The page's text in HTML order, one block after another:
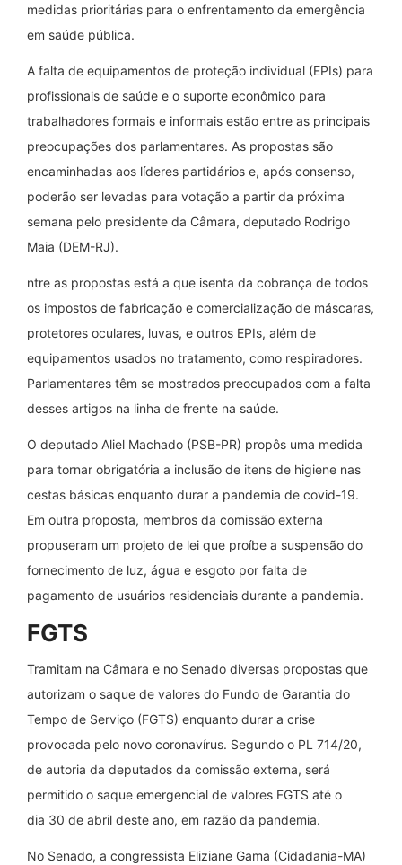
medidas prioritárias para o enfrentamento da emergência
em saúde pública.
A falta de equipamentos de proteção individual (EPIs) para
profissionais de saúde e o suporte econômico para
trabalhadores formais e informais estão entre as principais
preocupações dos parlamentares. As propostas são
encaminhadas aos líderes partidários e, após consenso,
poderão ser levadas para votação a partir da próxima
semana pelo presidente da Câmara, deputado Rodrigo
Maia (DEM-RJ).
ntre as propostas está a que isenta da cobrança de todos
os impostos de fabricação e comercialização de máscaras,
protetores oculares, luvas, e outros EPIs, além de
equipamentos usados no tratamento, como respiradores.
Parlamentares têm se mostrados preocupados com a falta
desses artigos na linha de frente na saúde.
O deputado Aliel Machado (PSB-PR) propôs uma medida
para tornar obrigatória a inclusão de itens de higiene nas
cestas básicas enquanto durar a pandemia de covid-19.
Em outra proposta, membros da comissão externa
propuseram um projeto de lei que proíbe a suspensão do
fornecimento de luz, água e esgoto por falta de
pagamento de usuários residenciais durante a pandemia.
FGTS
Tramitam na Câmara e no Senado diversas propostas que
autorizam o saque de valores do Fundo de Garantia do
Tempo de Serviço (FGTS) enquanto durar a crise
provocada pelo novo coronavírus. Segundo o PL 714/20,
de autoria da deputados da comissão externa, será
permitido o saque emergencial de valores FGTS até o
dia 30 de abril deste ano, em razão da pandemia.
No Senado, a congressista Eliziane Gama (Cidadania-MA)